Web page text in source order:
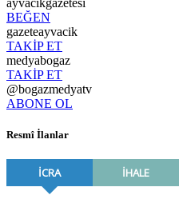
BEĞEN
gazeteayvacik
TAKİP ET
medyabogaz
TAKİP ET
@bogazmedyatv
ABONE OL
Resmî İlanlar